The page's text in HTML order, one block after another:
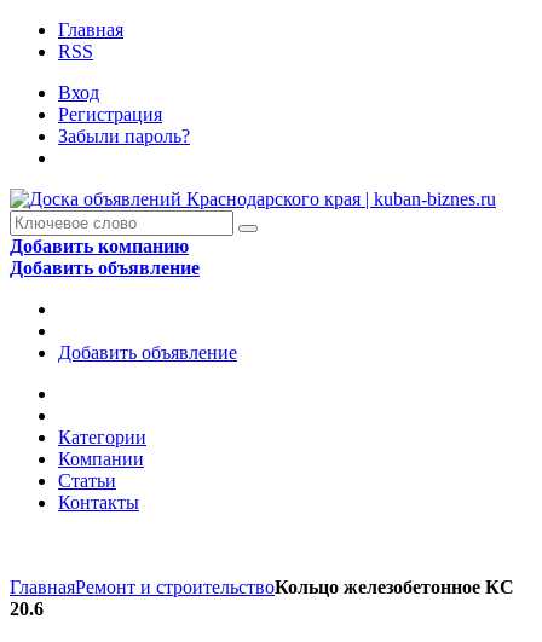
Главная
RSS
Вход
Регистрация
Забыли пароль?
Добавить компанию
Добавить объявление
Добавить объявление
Категории
Компании
Статьи
Контакты
ГлавнаяРемонт и строительствоКольцо железобетонное КС
20.6